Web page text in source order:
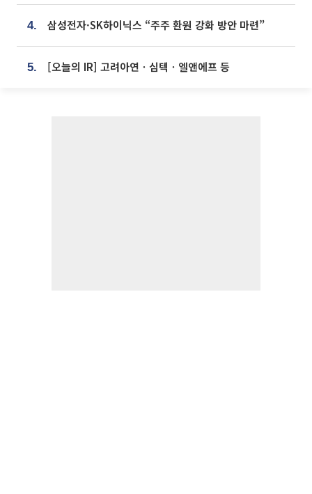
4. 삼성전자·SK하이닉스 “주주 환원 강화 방안 마련”
5. [오늘의 IR] 고려아연ㆍ심텍ㆍ엘앤에프 등